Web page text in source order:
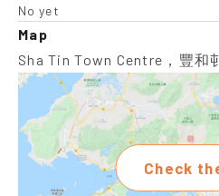
No yet
Map
Sha Tin Town Centre，豐和
Check